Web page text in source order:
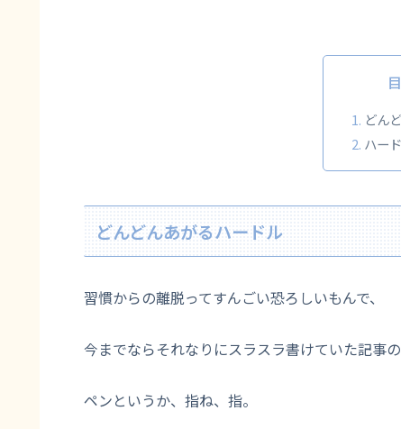
どん
ハー
どんどんあがるハードル
習慣からの離脱ってすんごい恐ろしいもんで、
今までならそれなりにスラスラ書けていた記事
ペンというか、指ね、指。